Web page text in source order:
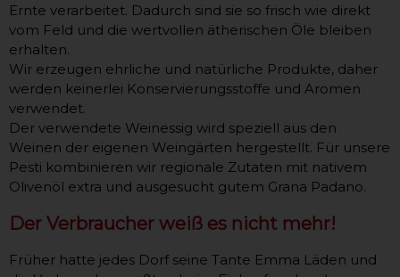
Ernte verarbeitet. Dadurch sind sie so frisch wie direkt
vom Feld und die wertvollen ätherischen Öle bleiben
erhalten.
Wir erzeugen ehrliche und natürliche Produkte, daher
werden keinerlei Konservierungsstoffe und Aromen
verwendet.
Der verwendete Weinessig wird speziell aus den
Weinen der eigenen Weingärten hergestellt. Für unsere
Pesti kombinieren wir regionale Zutaten mit nativem
Olivenöl extra und ausgesucht gutem Grana Padano.
Der Verbraucher weiß es nicht mehr!
Früher hatte jedes Dorf seine Tante Emma Läden und